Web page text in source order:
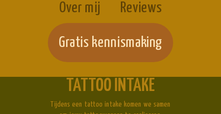
Over mij Reviews
Gratis kennismaking
TATTOO INTAKE
Tijdens een tattoo intake komen we samen